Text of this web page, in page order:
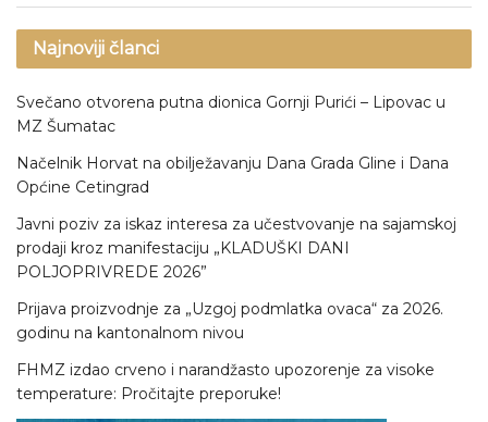
Najnoviji članci
Svečano otvorena putna dionica Gornji Purići – Lipovac u
MZ Šumatac
Načelnik Horvat na obilježavanju Dana Grada Gline i Dana
Općine Cetingrad
Javni poziv za iskaz interesa za učestvovanje na sajamskoj
prodaji kroz manifestaciju „KLADUŠKI DANI
POLJOPRIVREDE 2026”
Prijava proizvodnje za „Uzgoj podmlatka ovaca“ za 2026.
godinu na kantonalnom nivou
FHMZ izdao crveno i narandžasto upozorenje za visoke
temperature: Pročitajte preporuke!